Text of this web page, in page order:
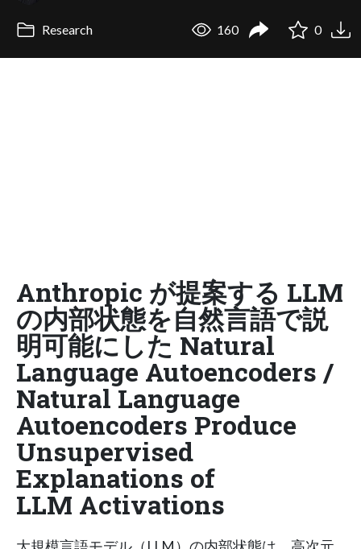
Research 160 0
Anthropic が提案する LLM
の内部状態を自然言語で説
明可能にした Natural
Language Autoencoders /
Natural Language
Autoencoders Produce
Unsupervised
Explanations of
LLM Activations